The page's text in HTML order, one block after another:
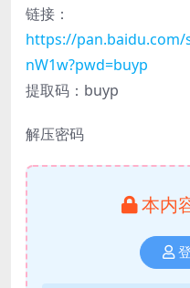
链接：
https://pan.baidu.com/
nW1w?pwd=buyp
提取码：buyp
解压密码
本内